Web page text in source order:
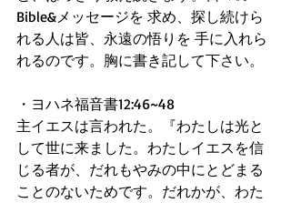
Bible&メッセージを 求め、探し続けら
れる人は皆、永遠の悟りを 手に入れら
れるのです。胸に書き記して下さい。
・ヨハネ福音書12:46~48
主イエスは言われた。『わたしは光と
して世に来ました。わたしイエスを信
じる者が、だれもやみの中にとどまる
ことのないためです。だれかが、わた